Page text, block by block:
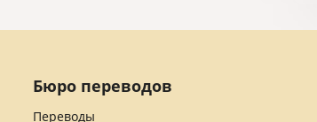
Бюро переводов
Переводы